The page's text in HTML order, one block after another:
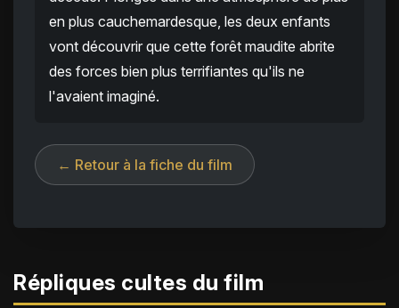
en plus cauchemardesque, les deux enfants
vont découvrir que cette forêt maudite abrite
des forces bien plus terrifiantes qu'ils ne
l'avaient imaginé.
← Retour à la fiche du film
Répliques cultes du film